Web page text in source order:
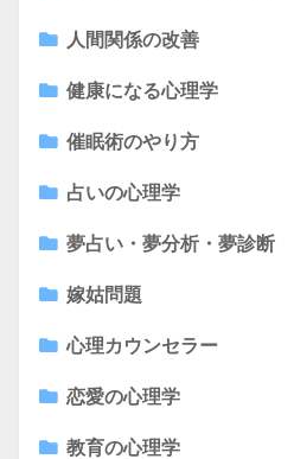
人間関係の改善
健康になる心理学
催眠術のやり方
占いの心理学
夢占い・夢分析・夢診断
嫁姑問題
心理カウンセラー
恋愛の心理学
教育の心理学